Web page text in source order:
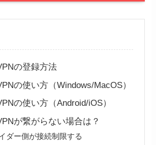
の登録方法
の使い方（Windows/MacOS）
の使い方（Android/iOS）
が繋がらない場合は？
ダー側が接続制限する